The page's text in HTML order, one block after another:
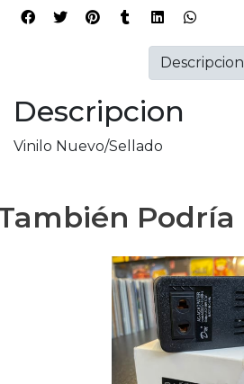
Descripcion
Vinilo Nuevo/Sellado
Descripcion